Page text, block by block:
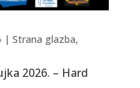
2026. – Hard
| Strana glazba,